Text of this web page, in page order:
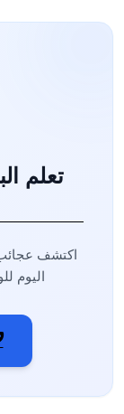
تعلم
اكتشف عجائب
اليوم